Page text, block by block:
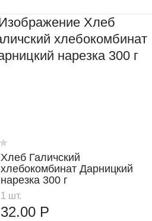
Хлеб Галичский
хлебокомбинат Дарницкий
нарезка 300 г
1 шт.
32.00 Р